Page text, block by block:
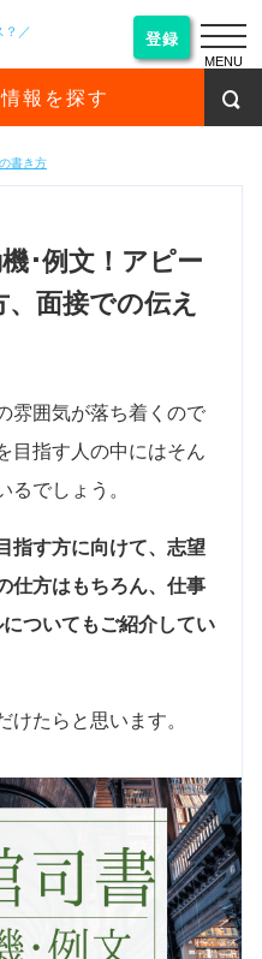
？／ 登録
報を探す
書き方
･例文！アピー
面接での伝え
雰囲気が落ち着くので
目指す人の中にはそん
でしょう。
指す方に向けて、志望
仕方はもちろん、仕事
ついてもご紹介してい
たらと思います。
MENU